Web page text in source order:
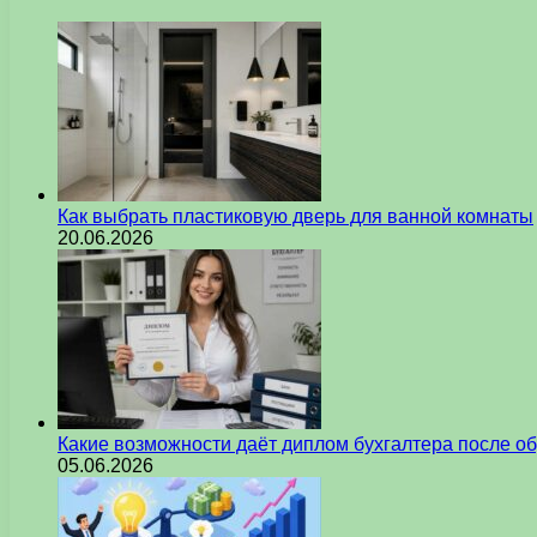
Как выбрать пластиковую дверь для ванной комнаты
20.06.2026
Какие возможности даёт диплом бухгалтера после
05.06.2026